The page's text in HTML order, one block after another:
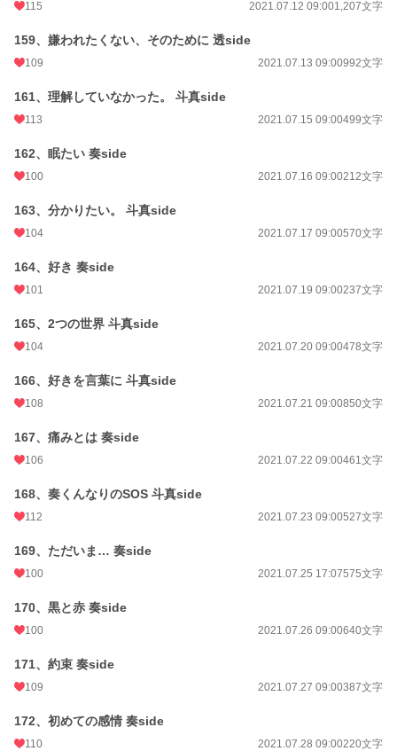
115 2021.07.12 09:001,207文字
159、嫌われたくない、そのために 透side
109 2021.07.13 09:00992文字
161、理解していなかった。 斗真side
113 2021.07.15 09:00499文字
162、眠たい 奏side
100 2021.07.16 09:00212文字
163、分かりたい。 斗真side
104 2021.07.17 09:00570文字
164、好き 奏side
101 2021.07.19 09:00237文字
165、2つの世界 斗真side
104 2021.07.20 09:00478文字
166、好きを言葉に 斗真side
108 2021.07.21 09:00850文字
167、痛みとは 奏side
106 2021.07.22 09:00461文字
168、奏くんなりのSOS 斗真side
112 2021.07.23 09:00527文字
169、ただいま… 奏side
100 2021.07.25 17:07575文字
170、黒と赤 奏side
100 2021.07.26 09:00640文字
171、約束 奏side
109 2021.07.27 09:00387文字
172、初めての感情 奏side
110 2021.07.28 09:00220文字